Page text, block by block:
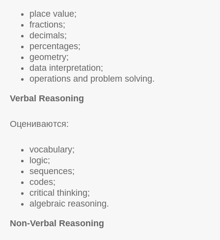
place value;
fractions;
decimals;
percentages;
geometry;
data interpretation;
operations and problem solving.
Verbal Reasoning
Оцениваются:
vocabulary;
logic;
sequences;
codes;
critical thinking;
algebraic reasoning.
Non-Verbal Reasoning